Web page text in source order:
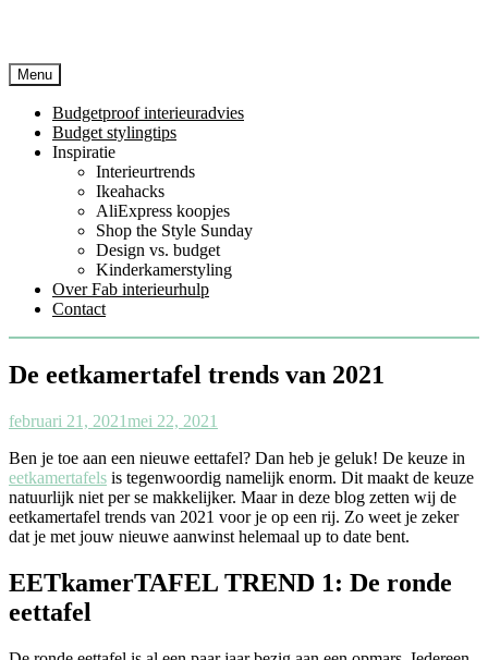
Menu
Budgetproof interieuradvies
Budget stylingtips
Inspiratie
Interieurtrends
Ikeahacks
AliExpress koopjes
Shop the Style Sunday
Design vs. budget
Kinderkamerstyling
Over Fab interieurhulp
Contact
De eetkamertafel trends van 2021
februari 21, 2021mei 22, 2021
Ben je toe aan een nieuwe eettafel? Dan heb je geluk! De keuze in
eetkamertafels is tegenwoordig namelijk enorm. Dit maakt de keuze
natuurlijk niet per se makkelijker. Maar in deze blog zetten wij de
eetkamertafel trends van 2021 voor je op een rij. Zo weet je zeker
dat je met jouw nieuwe aanwinst helemaal up to date bent.
EETkamerTAFEL TREND 1: De ronde
eettafel